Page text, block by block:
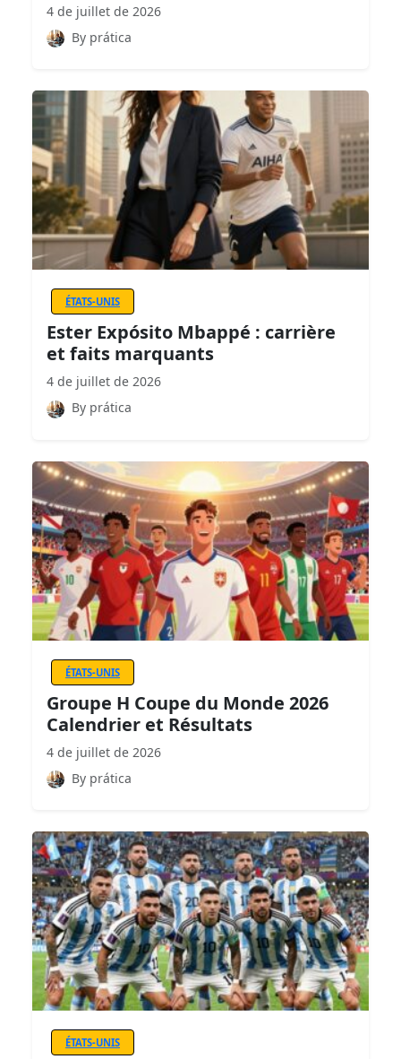
4 de juillet de 2026
By prática
ÉTATS-UNIS
Ester Expósito Mbappé : carrière
et faits marquants
4 de juillet de 2026
By prática
ÉTATS-UNIS
Groupe H Coupe du Monde 2026
Calendrier et Résultats
4 de juillet de 2026
By prática
ÉTATS-UNIS